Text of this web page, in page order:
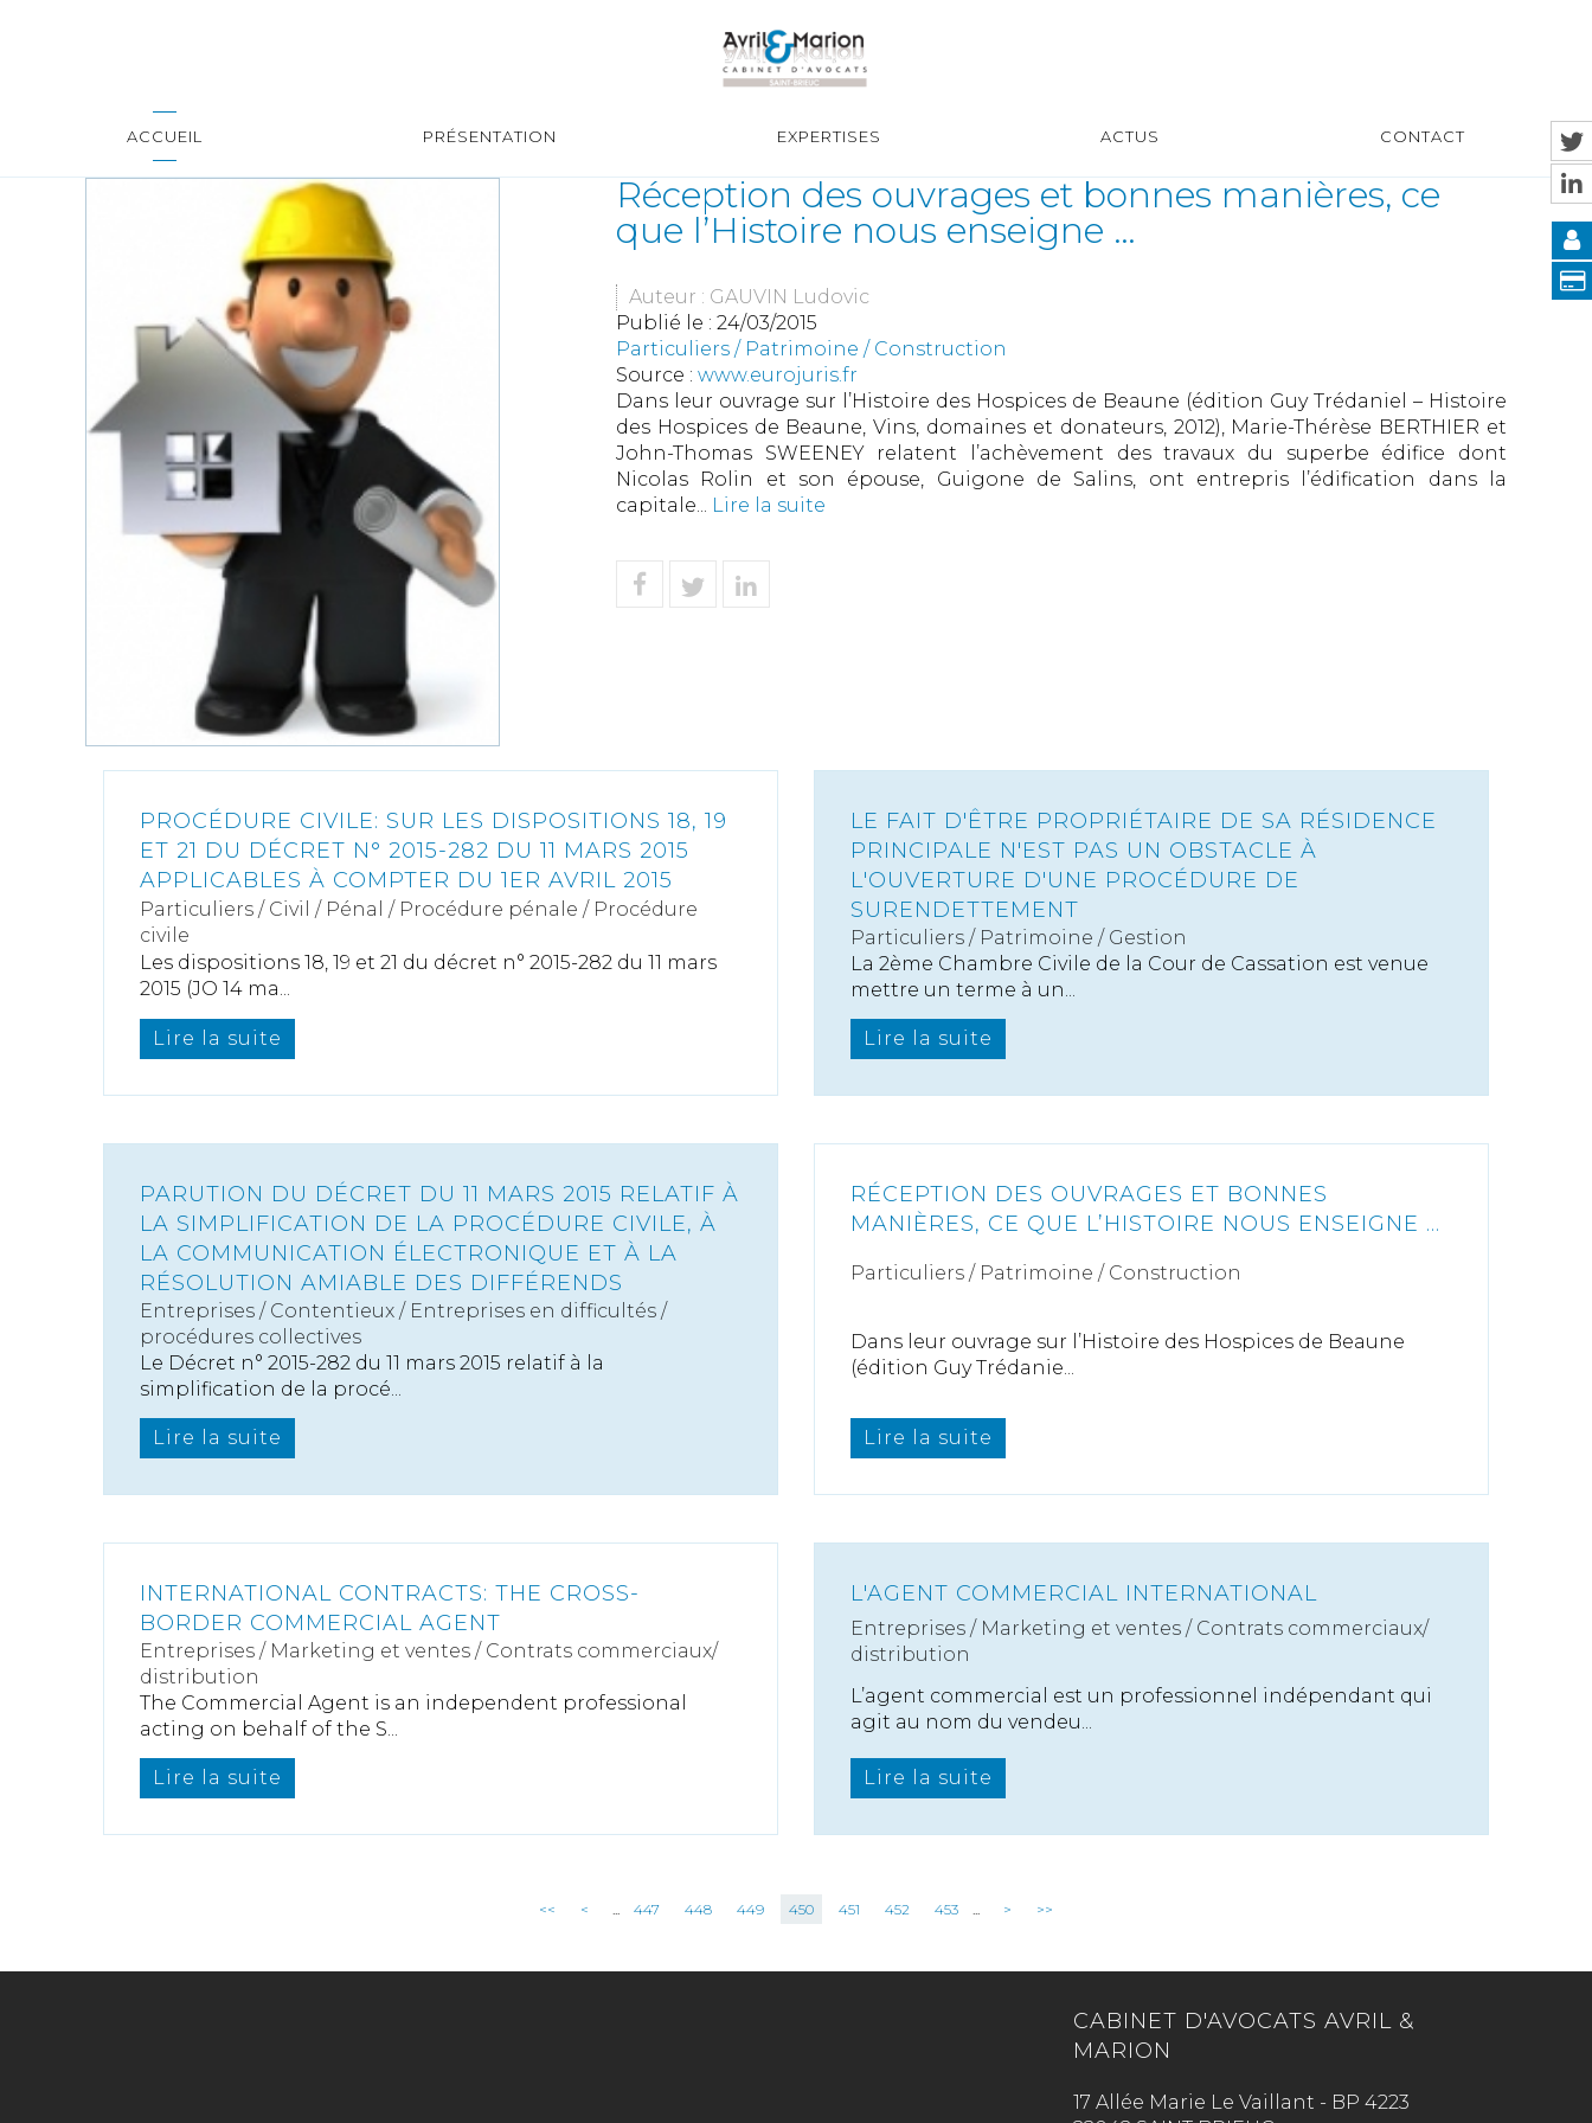
ACCUEIL PRÉSENTATION EXPERTISES ACTUS CONTACT
Réception des ouvrages et bonnes manières, ce
que l’Histoire nous enseigne …
Auteur : GAUVIN Ludovic
Publié le : 24/03/2015
Particuliers / Patrimoine / Construction
Source : www.eurojuris.fr
Dans leur ouvrage sur l’Histoire des Hospices de Beaune (édition Guy Trédaniel – Histoire
des Hospices de Beaune, Vins, domaines et donateurs, 2012), Marie-Thérèse BERTHIER et
John-Thomas SWEENEY relatent l’achèvement des travaux du superbe édifice dont
Nicolas Rolin et son épouse, Guigone de Salins, ont entrepris l’édification dans la
capitale... Lire la suite
PROCÉDURE CIVILE: SUR LES DISPOSITIONS 18, 19
ET 21 DU DÉCRET N° 2015-282 DU 11 MARS 2015
APPLICABLES À COMPTER DU 1ER AVRIL 2015
Particuliers / Civil / Pénal / Procédure pénale / Procédure
civile
Les dispositions 18, 19 et 21 du décret n° 2015-282 du 11 mars
2015 (JO 14 ma...
Lire la suite
LE FAIT D'ÊTRE PROPRIÉTAIRE DE SA RÉSIDENCE
PRINCIPALE N'EST PAS UN OBSTACLE À
L'OUVERTURE D'UNE PROCÉDURE DE
SURENDETTEMENT
Particuliers / Patrimoine / Gestion
La 2ème Chambre Civile de la Cour de Cassation est venue
mettre un terme à un...
Lire la suite
PARUTION DU DÉCRET DU 11 MARS 2015 RELATIF À
LA SIMPLIFICATION DE LA PROCÉDURE CIVILE, À
LA COMMUNICATION ÉLECTRONIQUE ET À LA
RÉSOLUTION AMIABLE DES DIFFÉRENDS
Entreprises / Contentieux / Entreprises en difficultés /
procédures collectives
Le Décret n° 2015-282 du 11 mars 2015 relatif à la
simplification de la procé...
Lire la suite
RÉCEPTION DES OUVRAGES ET BONNES
MANIÈRES, CE QUE L’HISTOIRE NOUS ENSEIGNE …
Particuliers / Patrimoine / Construction
Dans leur ouvrage sur l’Histoire des Hospices de Beaune
(édition Guy Trédanie...
Lire la suite
INTERNATIONAL CONTRACTS: THE CROSS-
BORDER COMMERCIAL AGENT
Entreprises / Marketing et ventes / Contrats commerciaux/
distribution
The Commercial Agent is an independent professional
acting on behalf of the S...
Lire la suite
L'AGENT COMMERCIAL INTERNATIONAL
Entreprises / Marketing et ventes / Contrats commerciaux/
distribution
L’agent commercial est un professionnel indépendant qui
agit au nom du vendeu...
Lire la suite
<< < ... 447 448 449 450 451 452 453 ... > >>
CABINET D'AVOCATS AVRIL &
MARION
17 Allée Marie Le Vaillant - BP 4223